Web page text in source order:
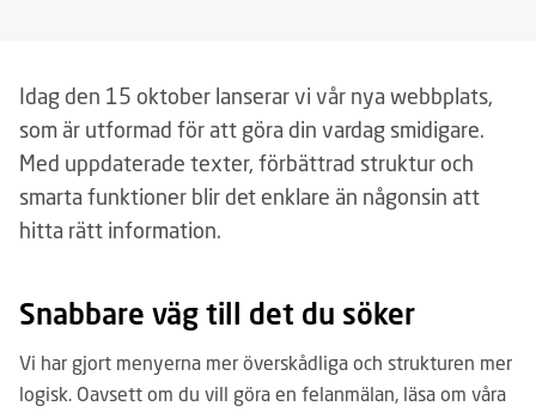
Idag den 15 oktober lanserar vi vår nya webbplats,
som är utformad för att göra din vardag smidigare.
Med uppdaterade texter, förbättrad struktur och
smarta funktioner blir det enklare än någonsin att
hitta rätt information.
Snabbare väg till det du söker
Vi har gjort menyerna mer överskådliga och strukturen mer
logisk. Oavsett om du vill göra en felanmälan, läsa om våra